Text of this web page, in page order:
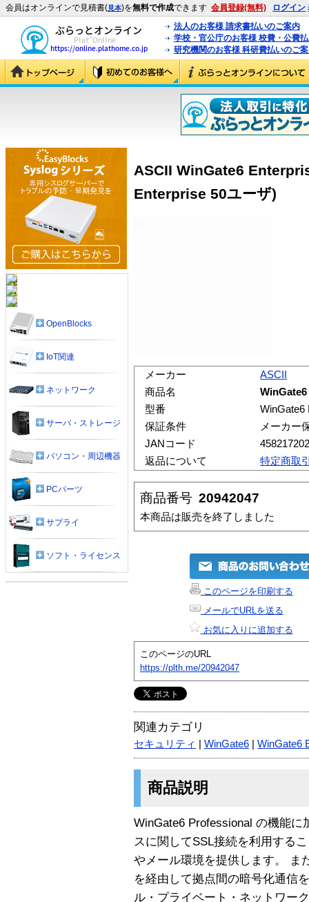
会員はオンラインで見積書(見本)を無料で作成できます 会員登録(無料) ログイン
法人のお客様 請求書払いのご案内
学校・官公庁のお客様 校費・公費
研究機関のお客様 科研費払いのご
ASCII WinGate6
Enterprise 50ユーザ)
メーカー
ASCII
商品名
型番
WinGate6
保証条件
メーカー
JANコード
返品について
特定商取
商品番号 20942047
本商品は販売を終了しました
このページを印刷する
メールでURLを送る
お気に入りに追加する
このページのURL
https://plth.me/20942047
関連カテゴリ
セキュリティ WinGate6 WinGate6
商品説明
WinGate6 Professional の機能に
スに関してSSL接続を利用する
やメール環境を提供します。 ま
を経由して拠点間の暗号化通信
ル・プライベート・ネットワー
OpenBlocks
IoT関連
ネットワーク
サーバ・ストレージ
パソコン・周辺機器
PCパーツ
サプライ
ソフト・ライセンス